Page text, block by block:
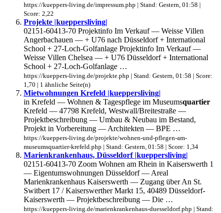
https://kueppers-living.de/impressum.php | Stand: Gestern, 01:58 |
Score: 2,22
Projekte |kueppersliving|
02151-60413-70 Projektinfo Im Verkauf — Weisse Villen
Angerbachauen — + U76 nach Düsseldorf + International
School + 27-Loch-Golfanlage Projektinfo Im Verkauf —
Weisse Villen Chelsea — + U76 Düsseldorf + International
School + 27-Loch-Golfanlage …
https://kueppers-living.de/projekte.php | Stand: Gestern, 01:58 | Score:
1,70 | 1 ähnliche Seite(n)
Mietwohnungen Krefeld |kueppersliving|
in Krefeld — Wohnen & Tagespflege im Museumsquartier
Krefeld — 47798 Krefeld, Westwall/Breitestraße —
Projektbeschreibung — Umbau & Neubau im Bestand,
Projekt in Vorbereitung — Architekten — BPE …
https://kueppers-living.de/projekte/wohnen-und-pflegen-am-
museumsquartier-krefeld.php | Stand: Gestern, 01:58 | Score: 1,34
Marienkrankenhaus, Düsseldorf |kueppersliving|
02151-60413-70 Zoom Wohnen am Rhein in Kaiserswerth 1
— Eigentumswohnungen Düsseldorf — Areal
Marienkrankenhaus Kaiserswerth — Zugang über An St.
Switbert 17 / Kaiserswerther Markt 15, 40489 Düsseldorf-
Kaiserswerth — Projektbeschreibung — Die …
https://kueppers-living.de/marienkrankenhaus-duesseldorf.php | Stand: